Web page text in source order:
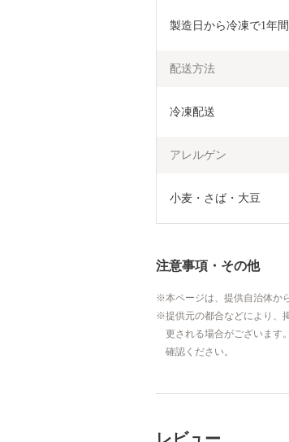
製造日から冷凍で1年間
配送方法
冷凍配送
アレルゲン
小麦・さば・大豆
注意事項・その他
本ページは、提供自治体か
提供元の都合などにより、
更される場合がございます
確認ください。